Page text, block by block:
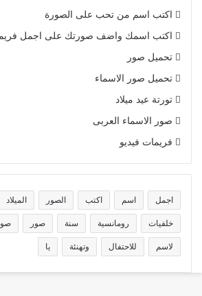
اكتب اسم من تحب على الصورة
اكتب اسمك واضف صورتك على اجمل
تحميل صور
تحميل صور الاسماء
تورتة عيد ميلاد
صور الاسماء العربى
فريمات فيديو
اجمل اسم اكتب الصور الميلاد
خلفيات رومانسية سنة صور
لاسم للاحتفال وتهنئة يا